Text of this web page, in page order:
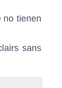
no tienen
sans